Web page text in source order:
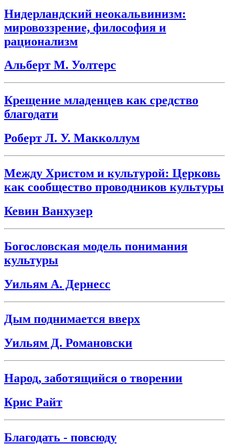
Нидерландский неокальвинизм:
мировоззрение, философия и
рационализм
Альберт М. Уолтерс
Крещение младенцев как средство
благодати
Роберт Л. У. Макколлум
Между Христом и культурой: Церковь
как сообщество проводников культуры
Кевин Ванхузер
Богословская модель понимания
культуры
Уильям А. Дернесс
Дым поднимается вверх
Уильям Д. Романовски
Народ, заботящийся о творении
Крис Райт
Благодать - повсюду